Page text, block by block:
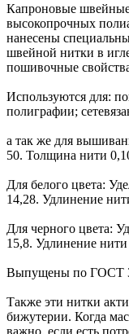
Капроновые швейные
высокопрочных
нанесены
швейной нитки в
пошивочные
Используются для:
полиграфии;
а так же для
50. Толщина нити
Для белого цвета:
14,28. Удлинение
Для черного цвета:
15,8. Удлинение
Выпущены по ГОСТ
Также эти нитки
бижутерии. Когда
важно, если есть